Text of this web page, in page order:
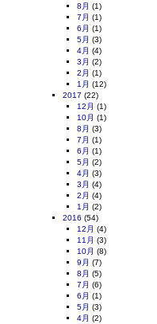
8月 (1)
7月 (1)
6月 (1)
5月 (3)
4月 (4)
3月 (2)
2月 (1)
1月 (12)
2017 (22)
12月 (1)
10月 (1)
8月 (3)
7月 (1)
6月 (1)
5月 (2)
4月 (3)
3月 (4)
2月 (4)
1月 (2)
2016 (54)
12月 (4)
11月 (3)
10月 (8)
9月 (7)
8月 (5)
7月 (6)
6月 (1)
5月 (3)
4月 (2)